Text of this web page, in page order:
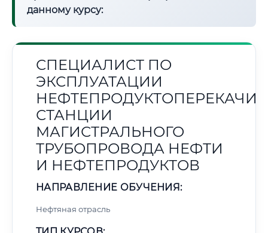
данному курсу:
СПЕЦИАЛИСТ ПО
ЭКСПЛУАТАЦИИ
СТАНЦИИ
МАГИСТРАЛЬНОГО
ТРУБОПРОВОДА НЕФТИ
И НЕФТЕПРОДУКТОВ
НАПРАВЛЕНИЕ ОБУЧЕНИЯ:
Нефтяная отрасль